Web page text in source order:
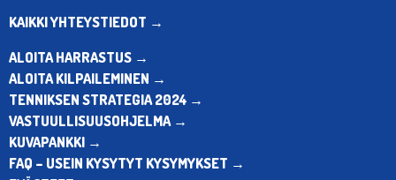
KAIKKI YHTEYSTIEDOT →
ALOITA HARRASTUS →
ALOITA KILPAILEMINEN →
TENNIKSEN STRATEGIA 2024 →
VASTUULLISUUSOHJELMA →
KUVAPANKKI →
FAQ – USEIN KYSYTYT KYSYMYKSET →